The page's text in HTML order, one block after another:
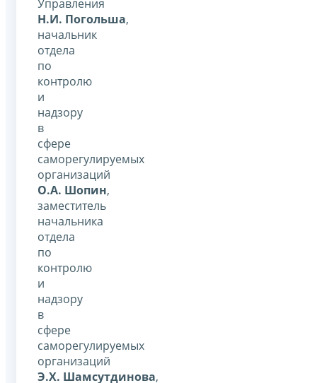
Управления
Н.И. Погольша,
начальник
отдела
по
контролю
и
надзору
в
сфере
саморегулируемых
организаций
О.А. Шопин,
заместитель
начальника
отдела
по
контролю
и
надзору
в
сфере
саморегулируемых
организаций
Э.Х. Шамсутдинова,